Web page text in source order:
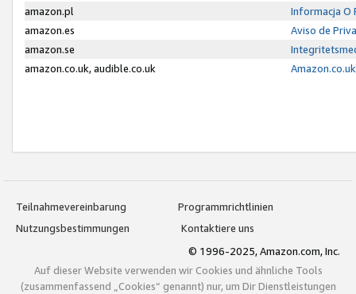
amazon.pl
Informacja O
amazon.es
Aviso de
amazon.se
amazon.co.uk, audible.co.uk
Teilnahmevereinbarung
Programmrichtlinien
Nutzungsbestimmungen
Kontaktiere uns
© 1996-2025, Amazon.com, Inc.
Auf dieser Website verwenden wir Cookies und ähnliche Tools
(zusammenfassend „Cookies“ genannt) nur, um Dir Dienstleistungen